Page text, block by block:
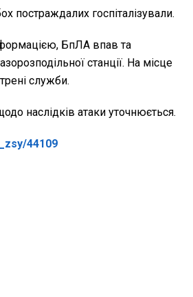
постраждалих госпіталізували.
БпЛА впав та
станції. На місце
служби.
наслідків атаки уточнюється.
44109